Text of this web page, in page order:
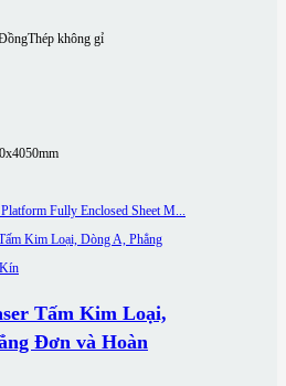
Thép không gỉ
Tấm Kim Loại,
Đơn và Hoàn